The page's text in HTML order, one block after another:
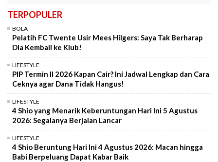
TERPOPULER
BOLA
Pelatih FC Twente Usir Mees Hilgers: Saya Tak Berharap
Dia Kembali ke Klub!
LIFESTYLE
PIP Termin II 2026 Kapan Cair? Ini Jadwal Lengkap dan Cara
Ceknya agar Dana Tidak Hangus!
LIFESTYLE
4 Shio yang Menarik Keberuntungan Hari Ini 5 Agustus
2026: Segalanya Berjalan Lancar
LIFESTYLE
4 Shio Beruntung Hari Ini 4 Agustus 2026: Macan hingga
Babi Berpeluang Dapat Kabar Baik